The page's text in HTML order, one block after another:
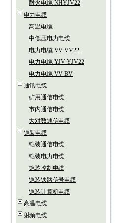
耐火电缆 NHYJV22
电力电缆
高温电缆
中低压电力电缆
电力电缆 VV VV22
电力电缆 YJV YJV22
电力电缆 VV BV
通讯电缆
矿用通信电缆
市内通信电缆
大对数通信电缆
铠装电缆
铠装通信电缆
铠装电力电缆
铠装控制电缆
铠装铁路信号电缆
铠装计算机电缆
高温电缆
射频电缆